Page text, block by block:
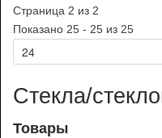
Страница 2 из 2
Показано 25 - 25 из 25
Стекла/
Товары